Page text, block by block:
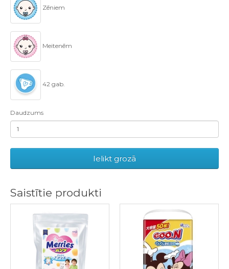
Zēniem
Meitenēm
42 gab.
Daudzums
Ielikt grozā
Saistītie produkti